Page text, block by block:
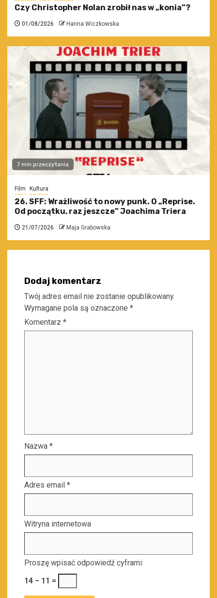
Czy Christopher Nolan zrobił nas w „konia”?
01/08/2026 Hanna Wiczkowska
7 min przeczytania
Film Kultura
26. SFF: Wrażliwość to nowy punk. O „Reprise.
Od początku, raz jeszcze” Joachima Triera
21/07/2026 Maja Grabowska
Dodaj komentarz
Twój adres email nie zostanie opublikowany.
Wymagane pola są oznaczone *
Komentarz *
Nazwa *
Adres email *
Witryna internetowa
Proszę wpisać odpowiedź cyframi:
14 − 11 =